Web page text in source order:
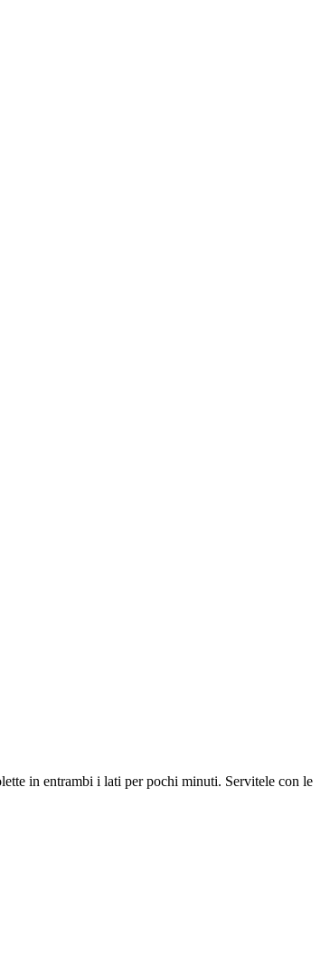
in entrambi i lati per pochi minuti. Servitele con le